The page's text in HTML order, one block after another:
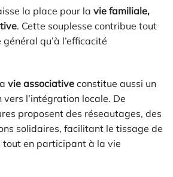
la place pour la vie familiale,
. Cette souplesse contribue tout
qu’à l’efficacité
vie associative constitue aussi un
l’intégration locale. De
proposent des réseautages, des
solidaires, facilitant le tissage de
tout en participant à la vie